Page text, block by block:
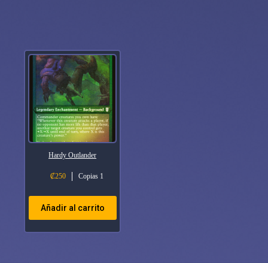
Hardy Outlander
₡250 Copias 1
Añadir al carrito